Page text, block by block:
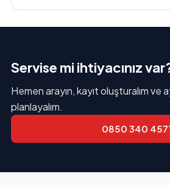
Servise mi ihtiyacınız
Hemen arayın, kayıt oluşturalım ve
planlayalım.
0850 340